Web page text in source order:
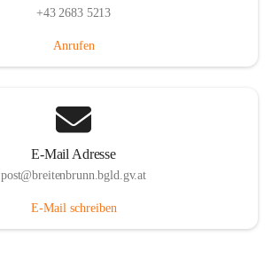
+43 2683 5213
Anrufen
E-Mail Adresse
post@breitenbrunn.bgld.gv.at
E-Mail schreiben